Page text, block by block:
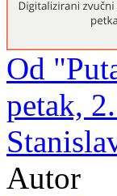
Od
petak,
Autor